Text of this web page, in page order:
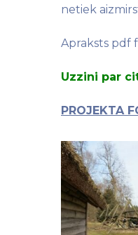
netiek
Apraksts pdf
Uzzini par
PROJEKTA